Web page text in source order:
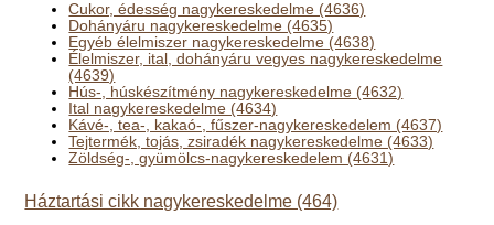
Cukor, édesség nagykereskedelme (4636)
Dohányáru nagykereskedelme (4635)
Egyéb élelmiszer nagykereskedelme (4638)
Élelmiszer, ital, dohányáru vegyes nagykereskedelme
(4639)
Hús-, húskészítmény nagykereskedelme (4632)
Ital nagykereskedelme (4634)
Kávé-, tea-, kakaó-, fűszer-nagykereskedelem (4637)
Tejtermék, tojás, zsiradék nagykereskedelme (4633)
Zöldség-, gyümölcs-nagykereskedelem (4631)
Háztartási cikk nagykereskedelme (464)